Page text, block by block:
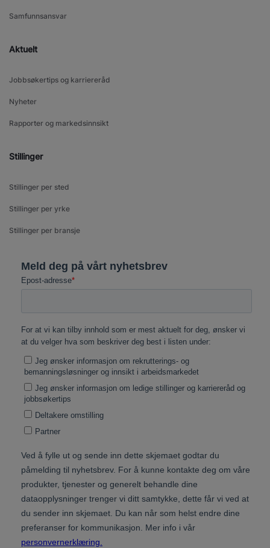
Samfunnsansvar
Aktuelt
Jobbsøkertips og karriereråd
Nyheter
Rapporter og markedsinnsikt
Stillinger
Stillinger per sted
Stillinger per yrke
Stillinger per bransje